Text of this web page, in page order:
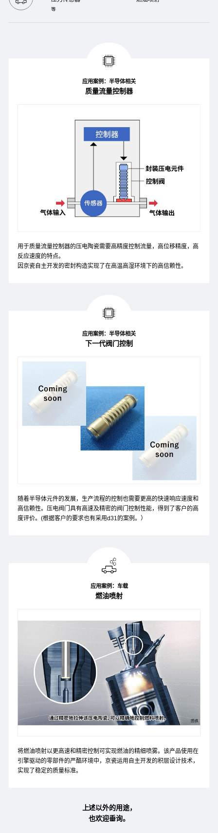
等
应用案例：半导体相关
质量流量控制器
用于质量流量控制器的压电陶瓷需要高精度控制流量，高位移精度，高
反应速度的特点。
因京瓷自主开发的密封构造实现了在高温高湿环境下的高信赖性。
应用案例：半导体相关
下一代阀门控制
随着半导体元件的发展，生产流程的控制也需要更高的快速响应速度和
高信赖性。压电阀门具有高速及精密的阀门控制性能，得到了客户的高
度评价。(根据客户的要求也有采用d31的案例。）
应用案例：车载
燃油喷射
将燃油喷射以更高速和精密控制可实现燃油的精细喷雾。该产品使用在
引擎驱动的零部件的严酷环境中，京瓷运用自主开发的积层设计技术，
实现了稳定的质量标准。
上述以外的用途，
也欢迎垂询。